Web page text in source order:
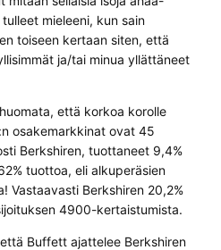
mieleeni, kun sain
toiseen kertaan siten, että
ja/tai minua yllättäneet
että korkoa korolle
osakemarkkinat ovat 45
Berkshiren, tuottaneet 9,4%
tuottoa, eli alkuperäsien
Vastaavasti Berkshiren 20,2%
4900-kertaistumista.
Buffett ajattelee Berkshiren